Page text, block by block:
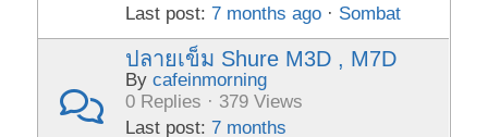
Last post:7 months ago · Sombat
ปลายเข็ม Shure M3D , M7D
Bycafeinmorning
0 Replies · 379 Views
Last post:7 months